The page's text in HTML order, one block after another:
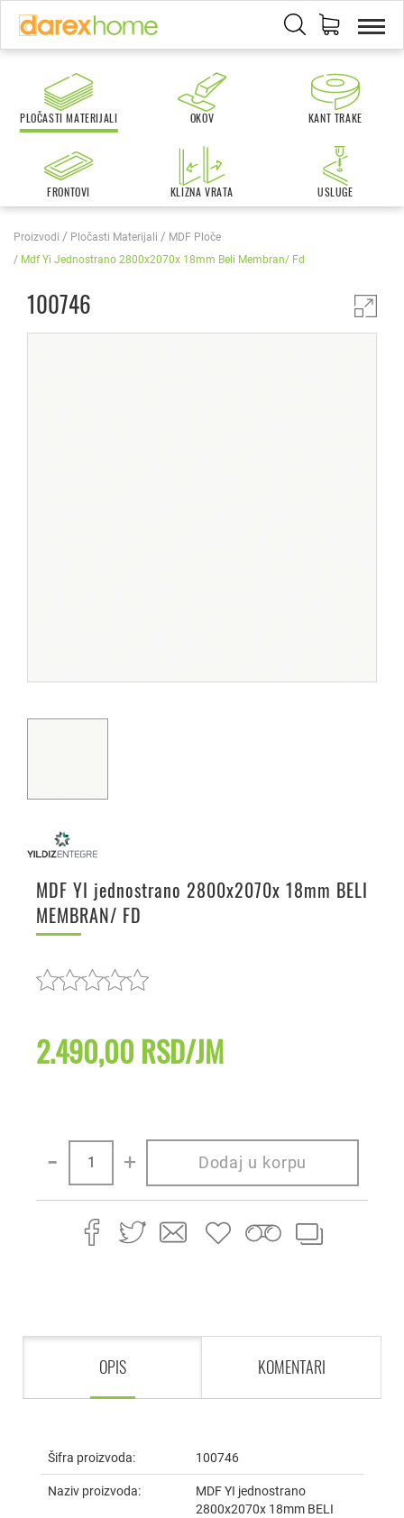
PLOČASTI MATERIJALI OKOV KANT TRAKE
FRONTOVI KLIZNA VRATA USLUGE
Proizvodi Pločasti Materijali
MDF Ploče
Mdf Yi Jednostrano 2800x2070x 18mm Beli Membran/ Fd
100746
MDF YI jednostrano 2800x2070x 18mm BELI
MEMBRAN/ FD
2.490,00 RSD/JM
- + Dodaj u korpu
OPIS KOMENTARI
Šifra proizvoda: 100746
Naziv proizvoda:
MDF YI jednostrano
2800x2070x 18mm BELI